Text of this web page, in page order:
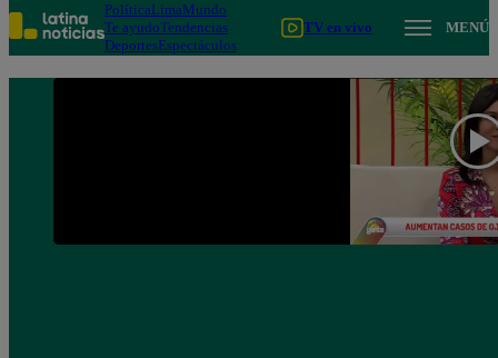
PolíticaLimaMundo
Te ayudoTendencias
DeportesEspectáculos
TV en vivo MENÚ